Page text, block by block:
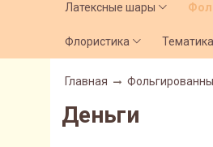
Латексные шары
Флористика Тематика
Главная
Деньги